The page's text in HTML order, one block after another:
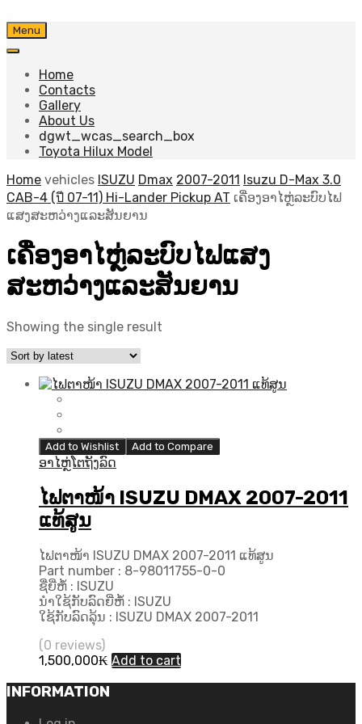
Skip
to
Menu
Home
Contacts
Gallery
About Us
dgwt_wcas_search_box
Toyota Hilux Model
Home vehicles ISUZU Dmax 2007-2011 Isuzu D-Max 3.0
CAB-4 (ปี 07-11) Hi-Lander Pickup AT ເຄື່ອງອາໄຫຼ່ລະບົບໄຟ
ແສງສະຫວ່າງແລະສັນຍານ
ເຄື່ອງອາໄຫຼ່ລະບົບໄຟແສງ
ສະຫວ່າງແລະສັນຍານ
Showing the single result
Add to Wishlist Add to Compare
ອາໄຫຼ່ໂຕຖັງລົດ
ໄຟຕາໜ້າ ISUZU DMAX 2007-2011
ແທ້ສູນ
ໄຟຕາໜ້າ ISUZU DMAX 2007-2011 ແທ້ສູນ
Part number : 8-98011755-0-0
ຊື່ຍີ່ຫໍ້ : ISUZU
ນຳໃຊ້ກັບລົດຍີ່ຫໍ້ : ISUZU
ໃຊ້ກັບລົດລຸ້ນ : ISUZU DMAX 2007-2011
(0 reviews)
1,500,000₭ Add to cart
INFORMATION